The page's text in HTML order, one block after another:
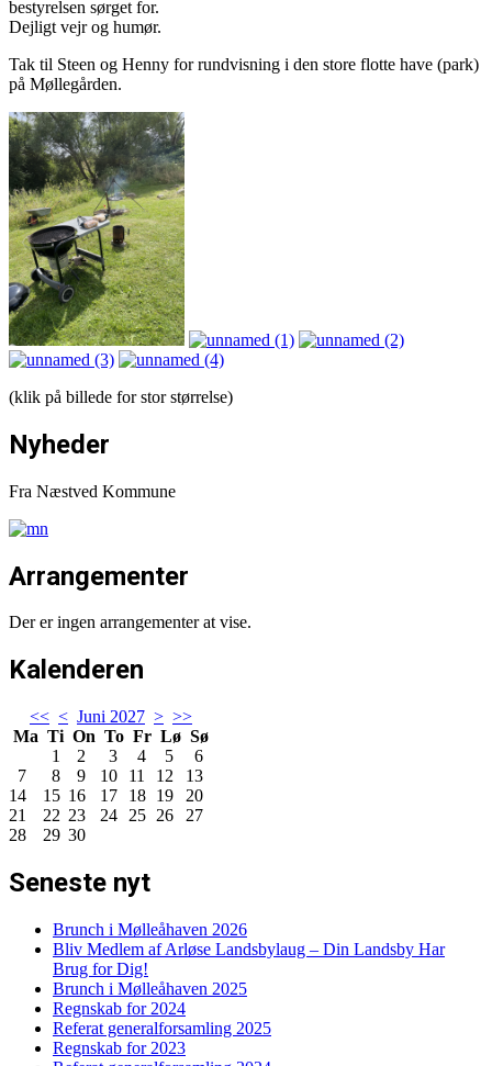
bestyrelsen sørget for.
Dejligt vejr og humør.
Tak til Steen og Henny for rundvisning i den store flotte have (park)
på Møllegården.
(klik på billede for stor størrelse)
Nyheder
Fra Næstved Kommune
Arrangementer
Der er ingen arrangementer at vise.
Kalenderen
<< < Juni 2027 > >>
Ma Ti On To Fr Lø Sø
1
2 3 4 5
6
7
8 9 10 11 12
13
14
15 16 17 18 19
20
21
22 23 24 25 26
27
28
29 30
Seneste nyt
Brunch i Mølleåhaven 2026
Bliv Medlem af Arløse Landsbylaug – Din Landsby Har
Brug for Dig!
Brunch i Mølleåhaven 2025
Regnskab for 2024
Referat generalforsamling 2025
Regnskab for 2023